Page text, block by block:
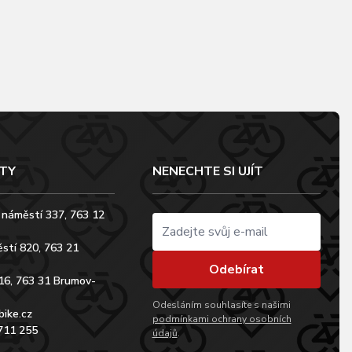
337, 763 12
820, 763 21
763 31 Brumov-
255
NENECHTE SI UJÍT
Odebírat
Odesláním souhlasíte s našimi
podmínkami ochrany osobních
údajů.